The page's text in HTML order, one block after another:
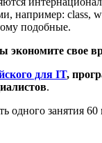
например: class,
подобные.
экономите свое
для IT,
.
одного занятия 60